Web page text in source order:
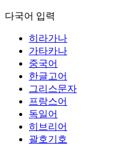
다국어 입력
히라가나
가타카나
중국어
한글고어
그리스문자
프랑스어
독일어
히브리어
괄호기호